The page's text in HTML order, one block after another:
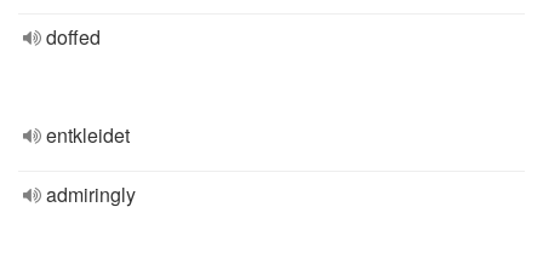
doffed
entkleidet
admiringly